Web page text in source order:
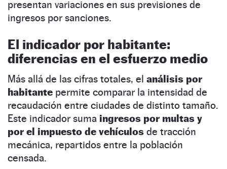
presentan variaciones en sus previsiones de
ingresos por sanciones.
El indicador por habitante:
diferencias en el esfuerzo medio
Más allá de las cifras totales, el análisis por
habitante permite comparar la intensidad de
recaudación entre ciudades de distinto tamaño.
Este indicador suma ingresos por multas y
por el impuesto de vehículos de tracción
mecánica, repartidos entre la población
censada.